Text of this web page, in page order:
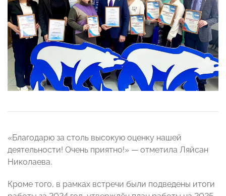
«Благодарю за столь высокую оценку нашей
деятельности! Очень приятно!» — отметила Ляйсан
Николаева.
Кроме того, в рамках встречи были подведены итоги